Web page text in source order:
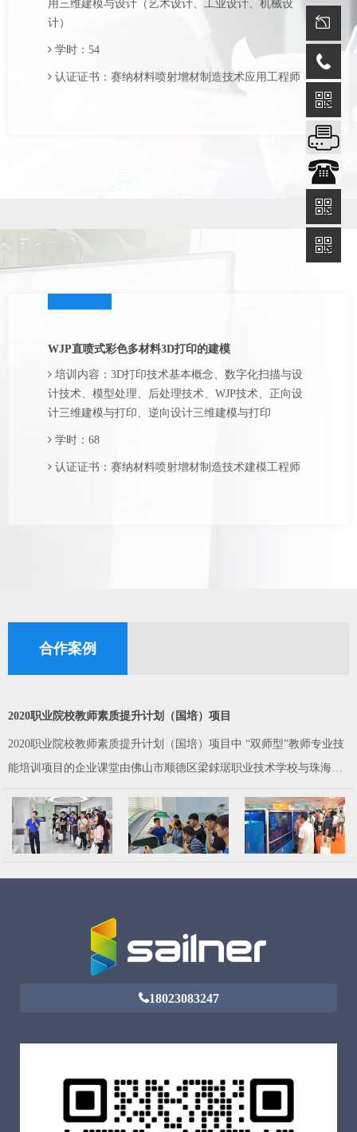
用三维建模与设计（艺术设计、工业设计、机械设
计）
学时：54
认证证书：赛纳材料喷射增材制造技术应用工程师
WJP直喷式彩色多材料3D打印的建模
培训内容：3D打印技术基本概念、数字化扫描与设
计技术、模型处理、后处理技术、WJP技术、正向设
计三维建模与打印、逆向设计三维建模与打印
学时：68
认证证书：赛纳材料喷射增材制造技术建模工程师
合作案例
2020职业院校教师素质提升计划（国培）项目
2020职业院校教师素质提升计划（国培）项目中 “双师型”教师专业技
能培训项目的企业课堂由佛山市顺德区梁銶琚职业技术学校与珠海赛
赛纳总部交流学习。
18023083247